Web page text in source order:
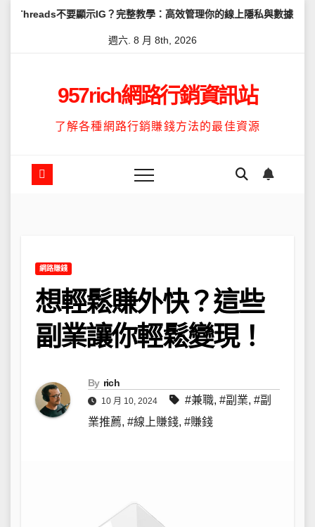
Skip示IG？完整教學：高效管理你的線上隱私與數據安全 怎麼讓
週六. 8 月 8th, 2026
957rich網路行銷資訊站
了解各種網路行銷賺錢方法的最佳資源
網路賺錢
想輕鬆賺外快？這些
副業讓你輕鬆變現！
By rich
10 月 10, 2024 #兼職, #副業, #副
業推薦, #線上賺錢, #賺錢